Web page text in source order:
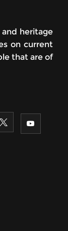
heritage
on current
that are of